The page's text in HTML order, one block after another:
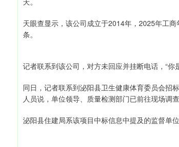
天眼查显示，该公司成立于2014年，2025年工
条。
记者联系到该公司，对方未回应并挂断电话，“你
同日，记者联系到泌阳县卫生健康体育委员会招
人员说，单位领导、质量检测部门已前往现场调
泌阳县住建局系该项目中标信息中提及的监督单